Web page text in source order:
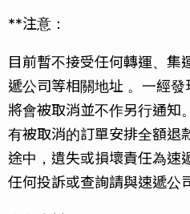
**注意：
目前暫不接受任何轉運、集
遞公司等相關地址 。一經
將會被取消並不作另行通知
有被取消的訂單安排全額退
途中，遺失或損壞責任為速
任何投訴或查詢請與速遞公